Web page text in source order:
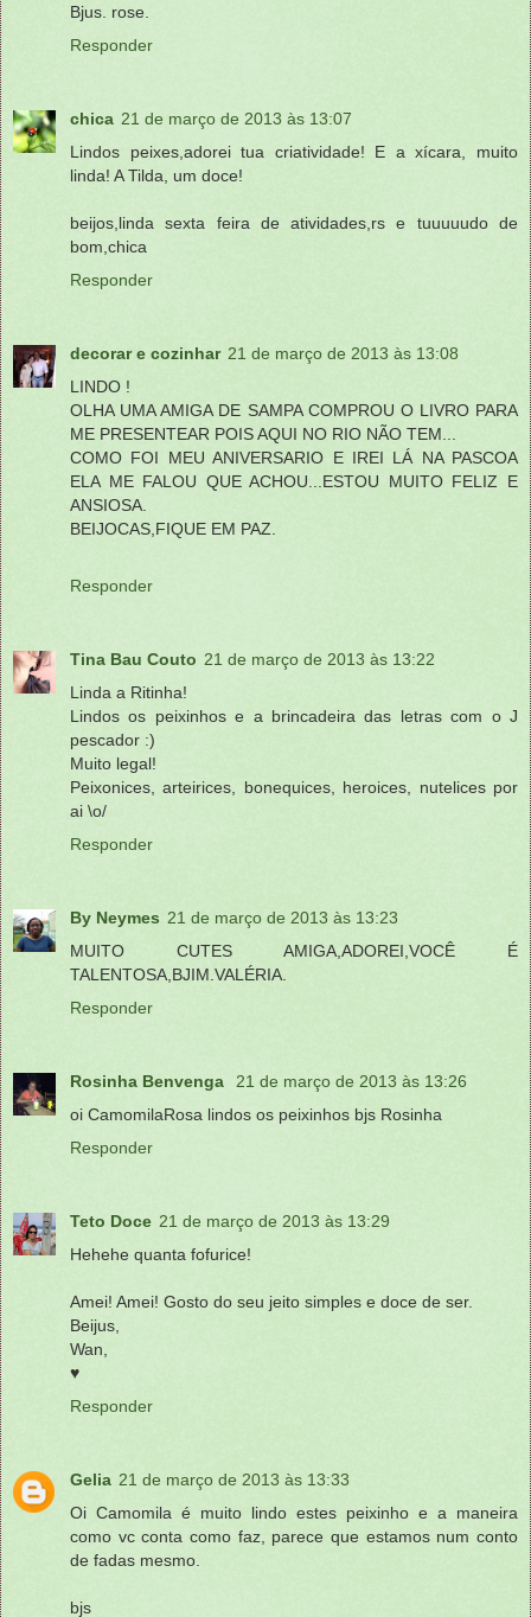
Bjus. rose.
Responder
chica 21 de março de 2013 às 13:07
Lindos peixes,adorei tua criatividade! E a xícara, muito
linda! A Tilda, um doce!
beijos,linda sexta feira de atividades,rs e tuuuuudo de
bom,chica
Responder
decorar e cozinhar 21 de março de 2013 às 13:08
LINDO !
OLHA UMA AMIGA DE SAMPA COMPROU O LIVRO PARA
ME PRESENTEAR POIS AQUI NO RIO NÃO TEM...
COMO FOI MEU ANIVERSARIO E IREI LÁ NA PASCOA
ELA ME FALOU QUE ACHOU...ESTOU MUITO FELIZ E
ANSIOSA.
BEIJOCAS,FIQUE EM PAZ.
Responder
Tina Bau Couto 21 de março de 2013 às 13:22
Linda a Ritinha!
Lindos os peixinhos e a brincadeira das letras com o J
pescador :)
Muito legal!
Peixonices, arteirices, bonequices, heroices, nutelices por
ai \o/
Responder
By Neymes 21 de março de 2013 às 13:23
MUITO CUTES AMIGA,ADOREI,VOCÊ É
TALENTOSA,BJIM.VALÉRIA.
Responder
Rosinha Benvenga
21 de março de 2013 às 13:26
oi CamomilaRosa lindos os peixinhos bjs Rosinha
Responder
Teto Doce 21 de março de 2013 às 13:29
Hehehe quanta fofurice!
Amei! Amei! Gosto do seu jeito simples e doce de ser.
Beijus,
Wan,
♥
Responder
Gelia 21 de março de 2013 às 13:33
Oi Camomila é muito lindo estes peixinho e a maneira
como vc conta como faz, parece que estamos num conto
de fadas mesmo.
bjs